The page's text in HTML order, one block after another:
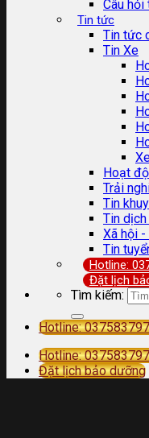
Câu
Tin tức
Tin tức
Tin Xe
Hoạt
Trải
Tin
Tin dịch
Xã hội
Tin
Hotline:
Đặt lịch
Tìm kiếm:
Hotline:
Hotline:
Đặt lịch bảo dưỡng